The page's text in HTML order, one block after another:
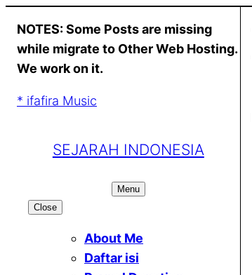
content
NOTES: Some Posts are missing
while migrate to Other Web Hosting.
We work on it.
* ifafira Music
SEJARAH INDONESIA
Menu
Close
About Me
Daftar isi